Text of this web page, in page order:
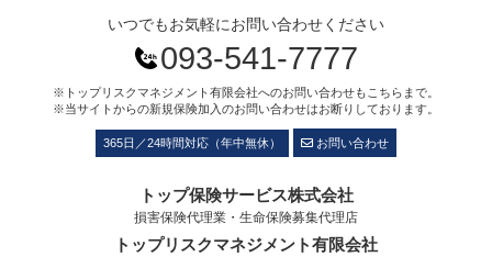
いつでもお気軽にお問い合わせください
093-541-7777
※トップリスクマネジメント有限会社へのお問い合わせもこちらまで。
※当サイトからの新規保険加入のお問い合わせはお断りしております。
365日／24時間対応（年中無休） お問い合わせ
トップ保険サービス株式会社
損害保険代理業・生命保険募集代理店
トップリスクマネジメント有限会社